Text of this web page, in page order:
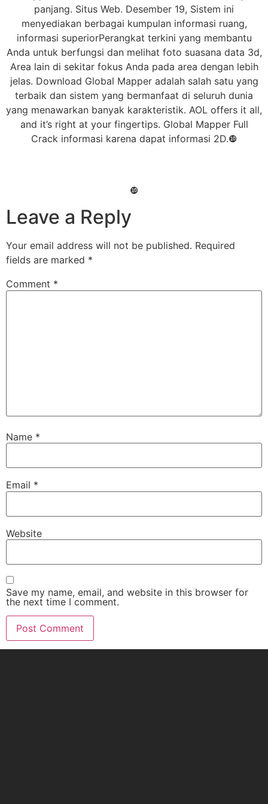
panjang. Situs Web. Desember 19, Sistem ini
menyediakan berbagai kumpulan informasi ruang,
informasi superiorPerangkat terkini yang membantu
Anda untuk berfungsi dan melihat foto suasana data 3d,
Area lain di sekitar fokus Anda pada area dengan lebih
jelas. Download Global Mapper adalah salah satu yang
terbaik dan sistem yang bermanfaat di seluruh dunia
yang menawarkan banyak karakteristik. AOL offers it all,
and it’s right at your fingertips. Global Mapper Full
Crack informasi karena dapat informasi 2D.❿
❿
Leave a Reply
Your email address will not be published. Required
fields are marked *
Comment *
Name *
Email *
Website
Save my name, email, and website in this browser for
the next time I comment.